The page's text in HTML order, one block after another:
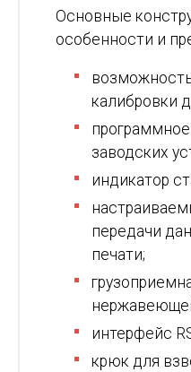
Основные
особенности и
калибровки
заводских
индикатор
передачи
печати;
интерфейс
крюк для